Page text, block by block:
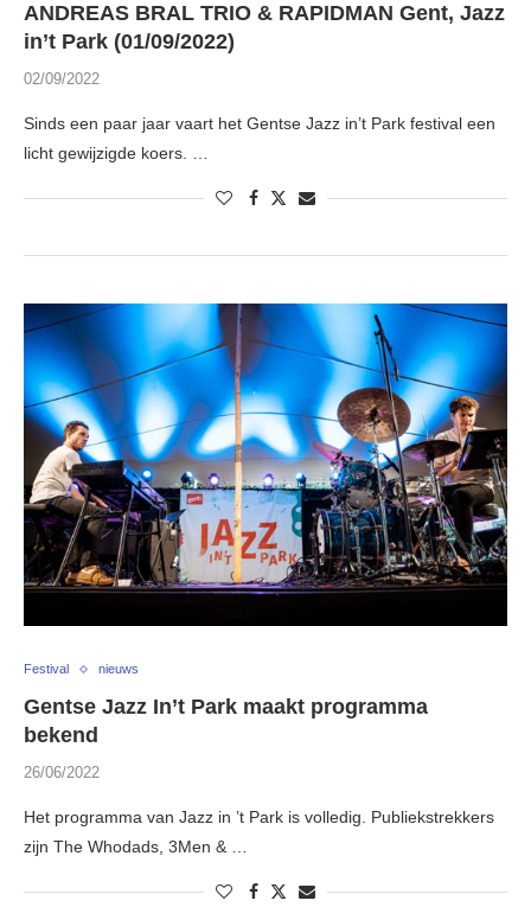
ANDREAS BRAL TRIO & RAPIDMAN Gent, Jazz
in’t Park (01/09/2022)
02/09/2022
Sinds een paar jaar vaart het Gentse Jazz in’t Park festival een
licht gewijzigde koers. …
Festival nieuws
Gentse Jazz In’t Park maakt programma
bekend
26/06/2022
Het programma van Jazz in ’t Park is volledig. Publiekstrekkers
zijn The Whodads, 3Men & …